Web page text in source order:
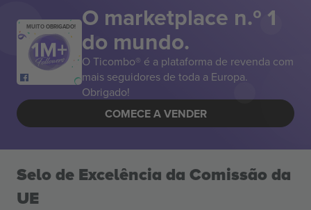
MUITO OBRIGADO! O marketplace n.º 1
do mundo.
O Ticombo® é a plataforma de revenda com
mais seguidores de toda a Europa.
Obrigado!
COMECE A VENDER
Selo de Excelência da Comissão da
UE